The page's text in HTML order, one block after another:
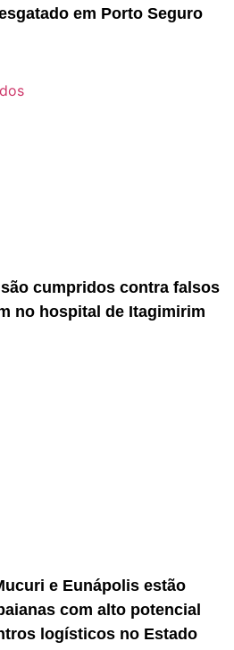
em Porto Seguro
cumpridos contra falsos
no hospital de Itagimirim
e Eunápolis estão
com alto potencial
logísticos no Estado